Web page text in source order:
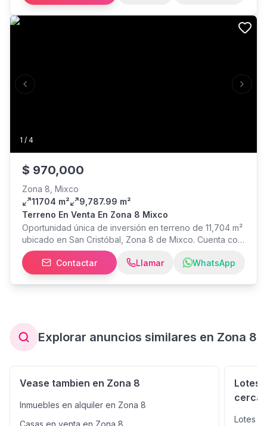
Aplica Actualmente rentado, se vende como inversion,
generando ingresos por inquilino Precio de venta:
1 / 4
Previous slide Next
$ 970,000
Zona 8, Mixco
11704 m²
9,787.99 m²
Terreno En Venta En Zona 8 Mixco
Oportunidad única de inversión en terreno de 11,704 m²
ubicado en San Cristóbal, Zona 8 de Mixco. Cuenta con
doble ingreso por Vista al Valle y Boulevard San
Cristóbal, en un entorno en crecimiento cercano a
condominios, colegios y proyectos habitacionales. La
topografía semiplana facilita el diseño y construcción de
Valle y Boulevard San Cristóbal Ubicación estratégica
en zona en desarrollo Cercano a condominios, colegios
y edificios en construcción Topografía semiplana Precio
Contactar Llamar WhatsApp
Explorar anuncios similares en Zona 8
Vease tambien en Zona 8
Inmuebles en alquiler en Zona 8
Casas en venta en Zona 8
Lotes
Lotes y